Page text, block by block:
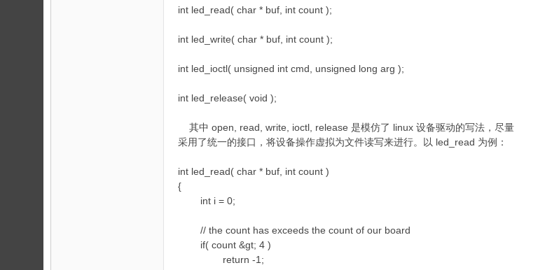
int led_read( char * buf, int count );
int led_write( char * buf, int count );
int led_ioctl( unsigned int cmd, unsigned long arg );
int led_release( void );
其中 open, read, write, ioctl, release 是模仿了 linux 设备驱动的写法，尽量
采用了统一的接口，将设备操作虚拟为文件读写来进行。以 led_read 为例：
int led_read( char * buf, int count )
{
int i = 0;
// the count has exceeds the count of our board
if( count &gt; 4 )
return -1;